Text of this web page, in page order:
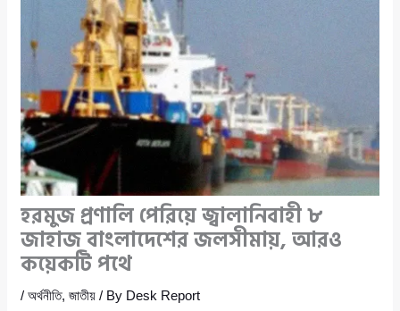
হরমুজ প্রণালি পেরিয়ে জ্বালানিবাহী ৮
জাহাজ বাংলাদেশের জলসীমায়, আরও
কয়েকটি পথে
/অর্থনীতি,জাতীয় / By Desk Report